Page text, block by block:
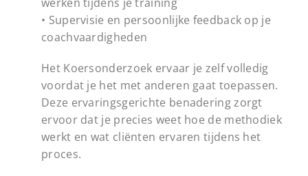
• Supervisie en persoonlijke feedback op je
coachvaardigheden
Het Koersonderzoek ervaar je zelf volledig
voordat je het met anderen gaat toepassen.
Deze ervaringsgerichte benadering zorgt
ervoor dat je precies weet hoe de methodiek
werkt en wat cliënten ervaren tijdens het
proces.